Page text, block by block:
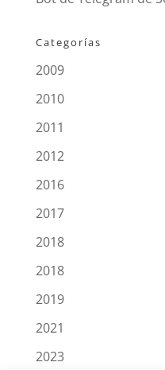
Categorías
2009
2010
2011
2012
2016
2017
2018
2018
2019
2021
2023